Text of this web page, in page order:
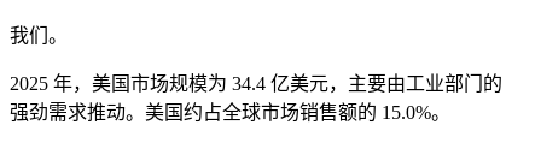
我们。
2025 年，美国市场规模为 34.4 亿美元，主要由工业部门的
强劲需求推动。美国约占全球市场销售额的 15.0%。